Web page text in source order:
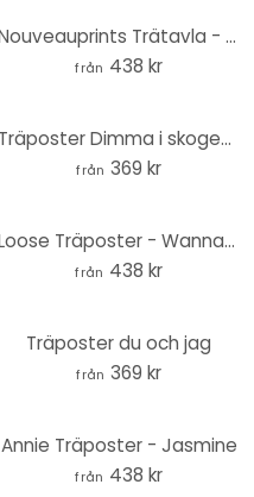
Nouveauprints Trätavla - Geometriska stadsmusiker från Bremen
från 438 kr
Träposter Dimma i skogen 02
från 369 kr
Loose Träposter - Wannabe Flamingo
från 438 kr
Träposter du och jag
från 369 kr
Annie Träposter - Jasmine
från 438 kr